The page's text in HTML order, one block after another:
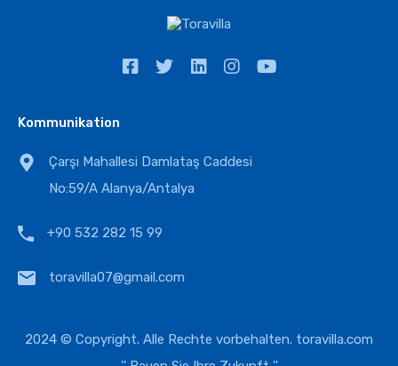
Kommunikation
Çarşı Mahallesi Damlataş Caddesi
No:59/A Alanya/Antalya
+90 532 282 15 99
toravilla07@gmail.com
2024 © Copyright. Alle Rechte vorbehalten. toravilla.com